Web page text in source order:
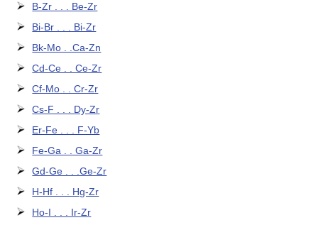
B-Zr . . . Be-Zr
Bi-Br . . . Bi-Zr
Bk-Mo . .Ca-Zn
Cd-Ce . . Ce-Zr
Cf-Mo . . Cr-Zr
Cs-F . . . Dy-Zr
Er-Fe . . . F-Yb
Fe-Ga . . Ga-Zr
Gd-Ge . . .Ge-Zr
H-Hf . . . Hg-Zr
Ho-I . . . Ir-Zr